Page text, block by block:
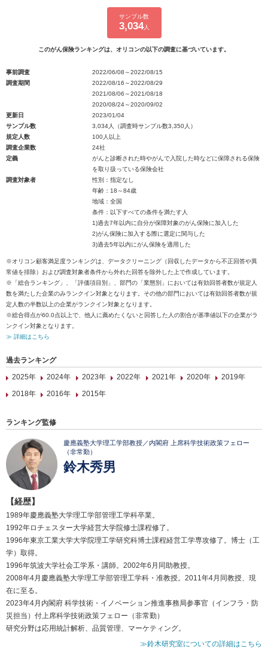
サンプル数
3,034人
このがん保険ランキングは、オリコンの以下の調査に基づいています。
事前調査
2022/06/08～2022/08/15
調査期間
2022/08/16～2022/08/29
2021/08/06～2021/08/18
2020/08/24～2020/09/02
更新日
2023/01/04
サンプル数
3,034人（調査時サンプル数3,350人）
規定人数
100人以上
調査企業数
24社
定義
がんと診断された時やがんで入院した時などに保障される保険
を取り扱っている保険会社
調査対象者
性別：指定なし
年齢：18～84歳
地域：全国
条件：以下すべての条件を満たす人
1)過去7年以内に自分が保障対象のがん保険に加入した
2)がん保険に加入する際に選定に関与した
3)過去5年以内にがん保険を適用した
※オリコン顧客満足度ランキングは、データクリーニング（回収したデータから不正回答や異
常値を排除）および調査対象者条件から外れた回答を除外した上で作成しています。
※「総合ランキング」、「評価項目別」、部門の「業態別」においては有効回答者数が規定人
数を満たした企業のみランクイン対象となります。その他の部門においては有効回答者数が規
定人数の半数以上の企業がランクイン対象となります。
※総合得点が60.0点以上で、他人に薦めたくないと回答した人の割合が基準値以下の企業がラ
ンクイン対象となります。
≫ 詳細はこちら
過去ランキング
2025年
2024年 2023年 2022年 2021年 2020年
2019年
2018年
2016年 2015年
ランキング監修
慶應義塾大学理工学部教授／内閣府 上席科学技術政策フェロー
（非常勤）
鈴木秀男
【経歴】
1989年慶應義塾大学理工学部管理工学科卒業。
1992年ロチェスター大学経営大学院修士課程修了。
1996年東京工業大学大学院理工学研究科博士課程経営工学専攻修了。博士（工
学）取得。
1996年筑波大学社会工学系・講師。2002年6月同助教授。
2008年4月慶應義塾大学理工学部管理工学科・准教授。2011年4月同教授、現
在に至る。
2023年4月内閣府 科学技術・イノベーション推進事務局参事官（インフラ・防
災担当）付上席科学技術政策フェロー（非常勤）
研究分野は応用統計解析、品質管理、マーケティング。
≫鈴木研究室についての詳細はこちら